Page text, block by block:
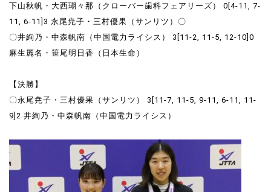
下山秋帆・大西瑚々那（クローバー歯科フェアリーズ） 0[4-11, 7-
11, 6-11]3 永尾尭子・三村優果（サンリツ）〇
〇井絢乃・中森帆南（中国電力ライシス） 3[11-2, 11-5, 12-10]0
麻生麗名・笹尾明日香（日本生命）
【決勝】
〇永尾尭子・三村優果（サンリツ） 3[11-7, 11-5, 9-11, 6-11, 11-
9]2 井絢乃・中森帆南（中国電力ライシス）